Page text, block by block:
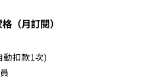
（月訂閱）
動扣款1次)